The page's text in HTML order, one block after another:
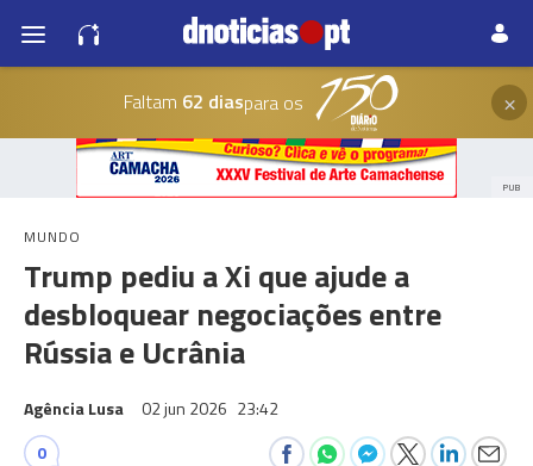
Faltam 62 diaspara os ×
PUB
MUNDO
Trump pediu a Xi que ajude a
desbloquear negociações entre
Rússia e Ucrânia
Agência Lusa 02 jun 2026 23:42
0